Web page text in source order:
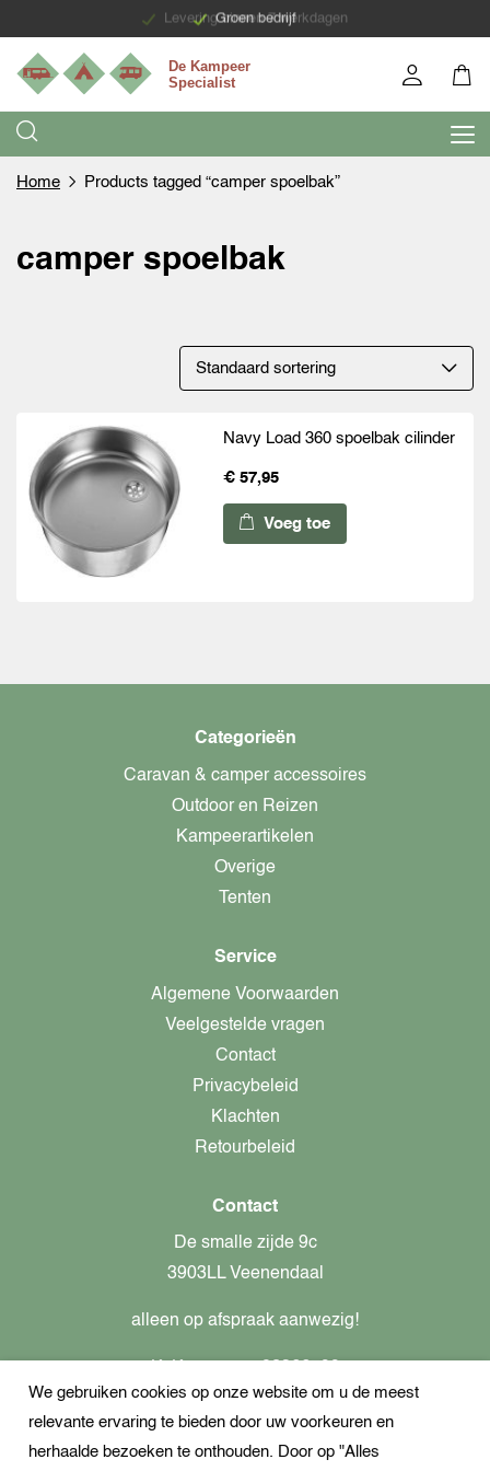
Groen bedrijf
Levering binnen 7 werkdagen
Home Products tagged “camper spoelbak”
camper spoelbak
Navy Load 360 spoelbak cilinder
€ 57,95
Voeg toe
Categorieën
Caravan & camper accessoires
Outdoor en Reizen
Kampeerartikelen
Overige
Tenten
Service
Algemene Voorwaarden
Veelgestelde vragen
Contact
Privacybeleid
Klachten
Retourbeleid
Contact
De smalle zijde 9c
3903LL Veenendaal
alleen op afspraak aanwezig!
Btw-nummer: nl862437301B01
+31621944547
We gebruiken cookies op onze website om u de meest
relevante ervaring te bieden door uw voorkeuren en
herhaalde bezoeken te onthouden. Door op "Alles